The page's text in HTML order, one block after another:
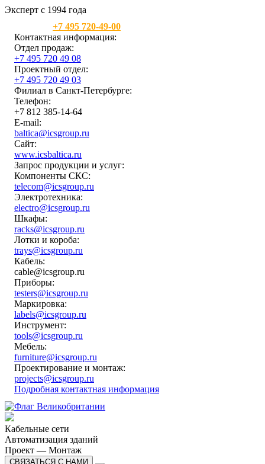
Эксперт с 1994 года
+7 495 720-49-00
Контактная информация:
Отдел продаж:
+7 495 720 49 08
Проектный отдел:
+7 495 720 49 03
Филиал в Санкт-Петербурге:
Телефон:
+7 812 385-14-64
E-mail:
baltica@icsgroup.ru
Сайт:
www.icsbaltica.ru
Запрос продукции и услуг:
Компоненты СКС:
telecom@icsgroup.ru
Электротехника:
electro@icsgroup.ru
Шкафы:
racks@icsgroup.ru
Лотки и короба:
trays@icsgroup.ru
Кабель:
cable@icsgroup.ru
Приборы:
testers@icsgroup.ru
Маркировка:
labels@icsgroup.ru
Инструмент:
tools@icsgroup.ru
Мебель:
furniture@icsgroup.ru
Проектирование и монтаж:
projects@icsgroup.ru
Подробная контактная информация
Кабельные сети
Автоматизация зданий
Проект — Монтаж
СВЯЗАТЬСЯ С НАМИ